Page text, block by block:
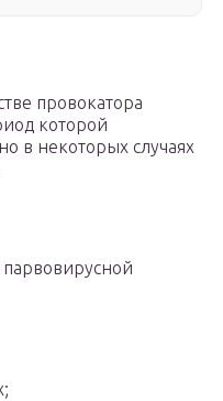
провокатора
которой
в некоторых случаях